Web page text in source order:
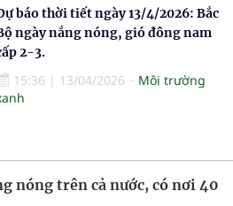
báo thời tiết ngày 13/4/2026: Bắc
ngày nắng nóng, gió đông nam
2-3.
15:36 | 13/04/2026
Môi trường
nóng trên cả nước, có nơi 40